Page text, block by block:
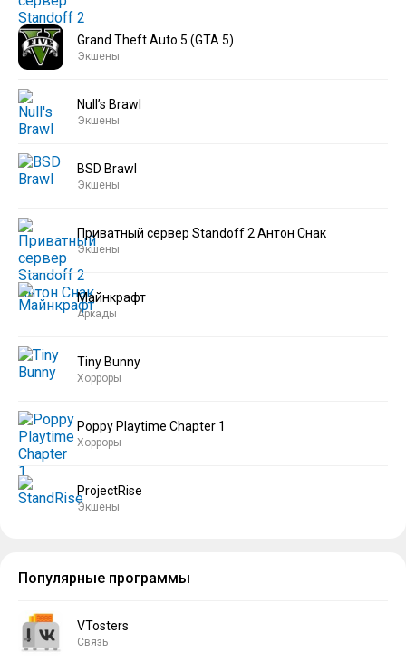
Grand Theft Auto 5 (GTA 5)
Экшены
Null’s Brawl
Экшены
BSD Brawl
Экшены
Приватный сервер Standoff 2 Антон Снак
Экшены
Майнкрафт
Аркады
Tiny Bunny
Хорроры
Poppy Playtime Chapter 1
Хорроры
ProjectRise
Экшены
Популярные программы
VTosters
Связь